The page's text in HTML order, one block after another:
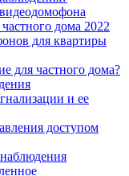
дома 2022
для квартиры
для частного дома?
и ее
доступом